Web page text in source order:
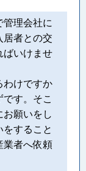
管理会社に
居者との交
ばいけませ
わけですか
す。そこ
お願いをし
すること
業者へ依頼